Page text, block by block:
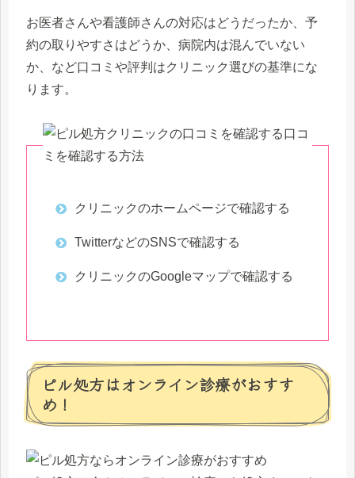
お医者さんや看護師さんの対応はどうだったか、予
約の取りやすさはどうか、病院内は混んでいない
か、など口コミや評判はクリニック選びの基準にな
ります。
口コ
ミを確認する方法
クリニックのホームページで確認する
TwitterなどのSNSで確認する
クリニックのGoogleマップで確認する
ピル処方はオンライン診療がおすす
め！